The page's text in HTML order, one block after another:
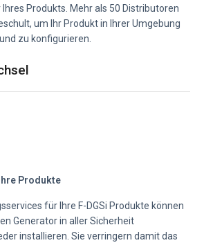
Produkts. Mehr als 50 Distributoren
um Ihr Produkt in Ihrer Umgebung
zu konfigurieren.
Produkte
für Ihre F-DGSi Produkte können
Generator in aller Sicherheit
installieren. Sie verringern damit das